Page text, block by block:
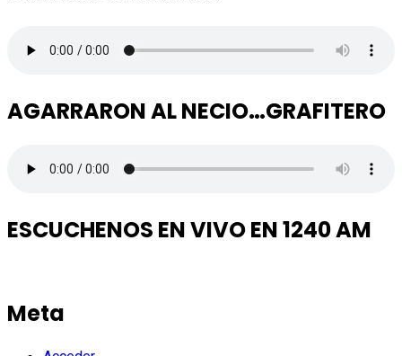
AGARRARON AL NECIO…GRAFITERO
ESCUCHENOS EN VIVO EN 1240 AM
Meta